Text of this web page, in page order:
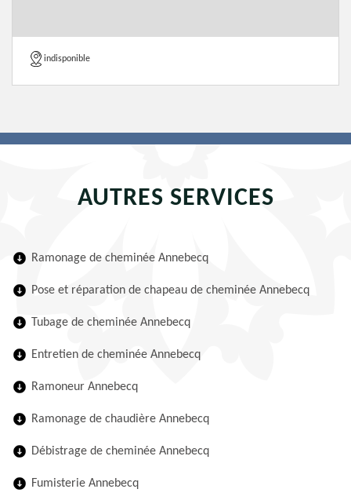
indisponible
AUTRES SERVICES
Ramonage de cheminée Annebecq
Pose et réparation de chapeau de cheminée Annebecq
Tubage de cheminée Annebecq
Entretien de cheminée Annebecq
Ramoneur Annebecq
Ramonage de chaudière Annebecq
Débistrage de cheminée Annebecq
Fumisterie Annebecq